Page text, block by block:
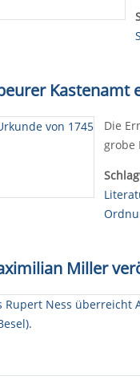
Kastenamt
Die
grobe
Miller